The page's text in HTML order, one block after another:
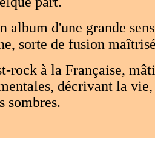
album d'une grande
sorte de fusion
rock à la Française,
décrivant la vie,
sombres.